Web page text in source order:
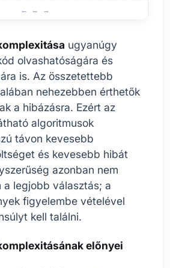
ugyanúgy
olvashatóságára és
is. Az összetettebb
nehezebben érthetők
a hibázásra. Ezért az
algoritmusok
távon kevesebb
és kevesebb hibát
azonban nem
a legjobb választás; a
figyelembe vételével
kell találni.
előnyei